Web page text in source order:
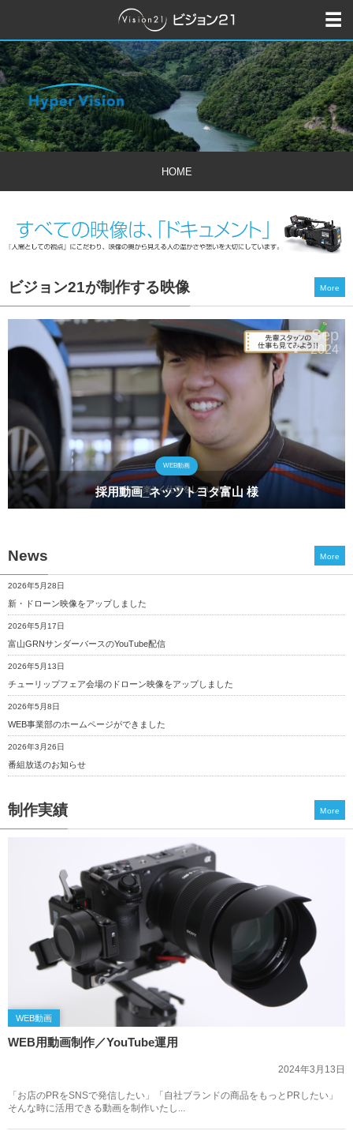
HOME
ビジョン21が制作する映像
7 Sep
2024
WEB動画
採用動画_ネッツトヨタ富山 様
More
News
2026年5月28日
新・ドローン映像をアップしました
2026年5月17日
富山GRNサンダーバースのYouTube配信
2026年5月13日
チューリップフェア会場のドローン映像をアップしました
2026年5月8日
WEB事業部のホームページができました
2026年3月26日
番組放送のお知らせ
More
制作実績
WEB動画
WEB用動画制作／YouTube運用
2024年3月13日
「お店のPRをSNSで発信したい」「自社ブランドの商品をもっとPRしたい」
そんな時に活用できる動画を制作いたし...
More